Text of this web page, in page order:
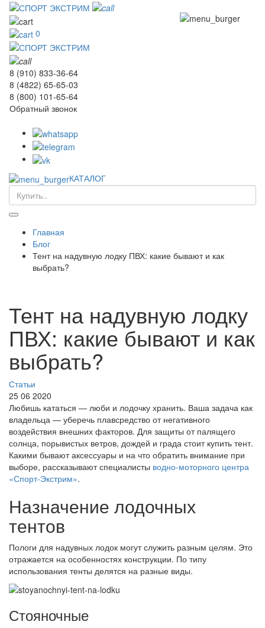
0
8 (910) 833-36-64
8 (4822) 65-65-03
8 (800) 101-65-64
Обратный звонок
КАТАЛОГ
Главная
Блог
Тент на надувную лодку ПВХ: какие бывают и как
выбрать?
Тент на надувную лодку
ПВХ: какие бывают и как
выбрать?
Статьи
25 06 2020
Любишь кататься — люби и лодочку хранить. Ваша задача как
владельца — уберечь плавсредство от негативного
воздействия внешних факторов. Для защиты от палящего
солнца, порывистых ветров, дождей и града стоит купить тент.
Какими бывают аксессуары и на что обратить внимание при
выборе, рассказывают специалисты водно-моторного центра
«Спорт-Экстрим».
Назначение лодочных
тентов
Пологи для надувных лодок могут служить разным целям. Это
отражается на особенностях конструкции. По типу
использования тенты делятся на разные виды.
Стояночные